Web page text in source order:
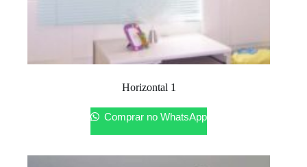
Horizontal 1
Comprar no WhatsApp